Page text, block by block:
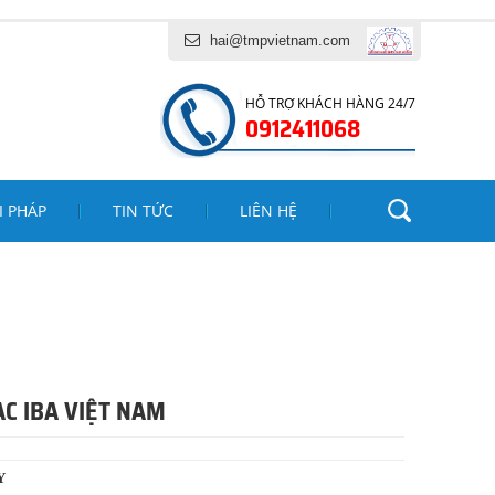
PHÁT hai@tmpvietnam.com
HỖ TRỢ KHÁCH HÀNG 24/7
0912411068
PHÁP TIN TỨC LIÊN HỆ
IBA VIỆT NAM